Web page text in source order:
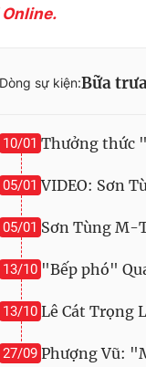
Online.
Dòng sự kiện:Bữa
10/01 Thưởng thức
05/01 VIDEO: Sơn
05/01 Sơn Tùng M-
13/10 "Bếp phó"
13/10 Lê Cát Trọng
27/09 Phượng Vũ: